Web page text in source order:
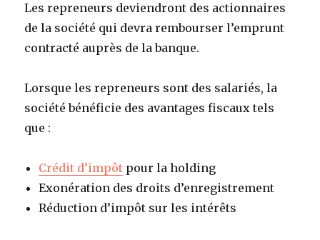
Les repreneurs deviendront des actionnaires
de la société qui devra rembourser l’emprunt
contracté auprès de la banque.
Lorsque les repreneurs sont des salariés, la
société bénéficie des avantages fiscaux tels
que :
Crédit d’impôt pour la holding
Exonération des droits d’enregistrement
Réduction d’impôt sur les intérêts